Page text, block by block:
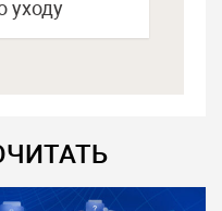
уходу